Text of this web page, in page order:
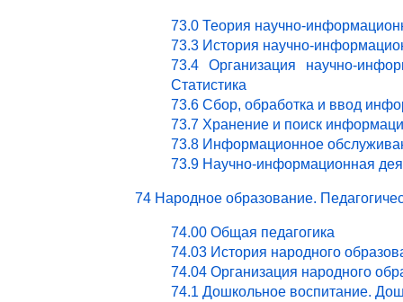
73.0 Теория научно-
73.3 История научно-
73.4 Организация научно-
Статистика
73.6 Сбор, обработка и ввод
73.7 Хранение и поиск
73.8 Информационное
73.9 Научно-информационная
74 Народное образование.
74.00 Общая педагогика
74.03 История народного
74.04 Организация народного
74.1 Дошкольное воспитание.